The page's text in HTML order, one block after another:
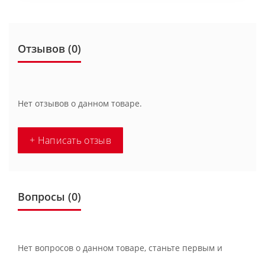
Отзывов (0)
Нет отзывов о данном товаре.
+ Написать отзыв
Вопросы (0)
Нет вопросов о данном товаре, станьте первым и